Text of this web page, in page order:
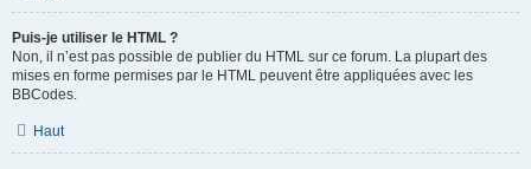
Puis-je utiliser le HTML ?
Non, il n’est pas possible de publier du HTML sur ce forum. La plupart des
mises en forme permises par le HTML peuvent être appliquées avec les
BBCodes.
Haut